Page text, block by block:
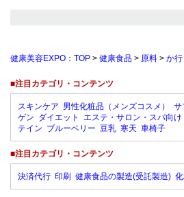
健康美容EXPO：TOP > 健康食品 > 原料 > か行
■注目カテゴリ・コンテンツ
スキンケア 男性化粧品（メンズコスメ） サ
ゲン ダイエット エステ・サロン・スパ向け
テイン ブルーベリー 豆乳 寒天 車椅子
■注目カテゴリ・コンテンツ
決済代行 印刷 健康食品の製造(受託製造)